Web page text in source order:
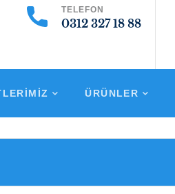
TELEFON
0312 327 18 88
ÜRÜNLER